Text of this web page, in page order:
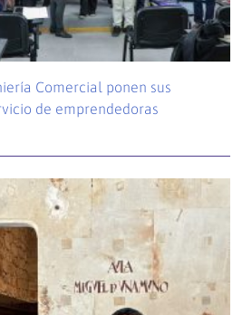
Comercial ponen sus
de emprendedoras